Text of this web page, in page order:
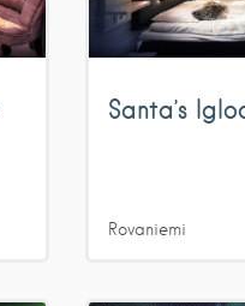
Santa’s
Rovaniemi